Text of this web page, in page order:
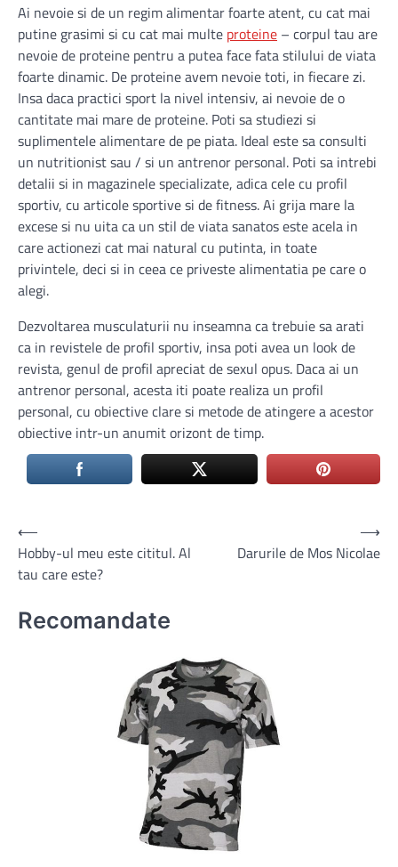
Ai nevoie si de un regim alimentar foarte atent, cu cat mai
putine grasimi si cu cat mai multe proteine – corpul tau are
nevoie de proteine pentru a putea face fata stilului de viata
foarte dinamic. De proteine avem nevoie toti, in fiecare zi.
Insa daca practici sport la nivel intensiv, ai nevoie de o
cantitate mai mare de proteine. Poti sa studiezi si
suplimentele alimentare de pe piata. Ideal este sa consulti
un nutritionist sau / si un antrenor personal. Poti sa intrebi
detalii si in magazinele specializate, adica cele cu profil
sportiv, cu articole sportive si de fitness. Ai grija mare la
excese si nu uita ca un stil de viata sanatos este acela in
care actionezi cat mai natural cu putinta, in toate
privintele, deci si in ceea ce priveste alimentatia pe care o
alegi.
Dezvoltarea musculaturii nu inseamna ca trebuie sa arati
ca in revistele de profil sportiv, insa poti avea un look de
revista, genul de profil apreciat de sexul opus. Daca ai un
antrenor personal, acesta iti poate realiza un profil
personal, cu obiective clare si metode de atingere a acestor
obiective intr-un anumit orizont de timp.
Navigare
în
articole
⟵
Hobby-ul meu este cititul. Al
tau care este?
Darurile de Mos Nicolae
⟶
Recomandate